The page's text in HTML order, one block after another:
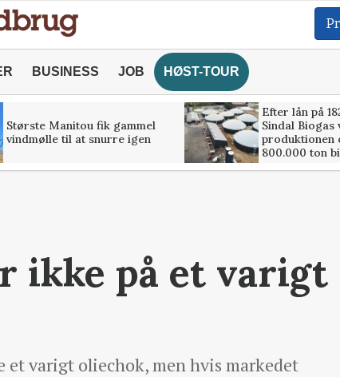
BUSINESS JOB HØST-TOUR
Største Manitou fik gammel
vindmølle til at snurre igen
Efter lån på
Sindal
produktionen
800.000 ton
ikke på et varigt
varigt oliechok, men hvis markedet